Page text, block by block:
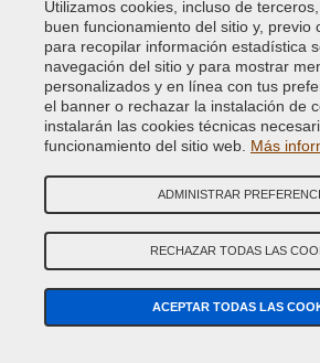
MULBERRY RED MET. CNF
Código de Color Original :638
Código de Producto:VCD-BLVC-
MULBERRY RED PEARL CDM
Código de Color Original :1274
Código de Producto:VCD-BLVC-
MULBERRY RED PEARL CDM
Código de Color Original :1274-
Código de Producto:VCD-BLVC-
Utilizamos cookies, incluso de
buen funcionamiento del sitio y, previo
para recopilar información estadística
navegación del sitio y para mostrar
personalizados y en línea con tus
el banner o rechazar la instalación de
instalarán las cookies técnicas
funcionamiento del sitio web. Más
ADMINISTRAR
RECHAZAR TODAS LAS
ACEPTAR TODAS LAS